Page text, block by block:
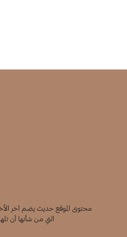
محتوى الموقع حديث يضم آخر
التي من شأنها أن